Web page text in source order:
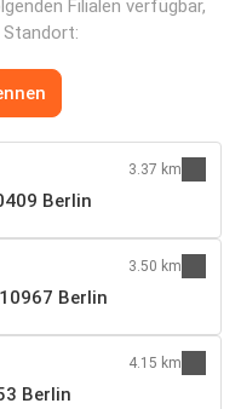
Filialen verfügbar,
Berlin
3.37 km
Berlin
3.50 km
Berlin
4.15 km